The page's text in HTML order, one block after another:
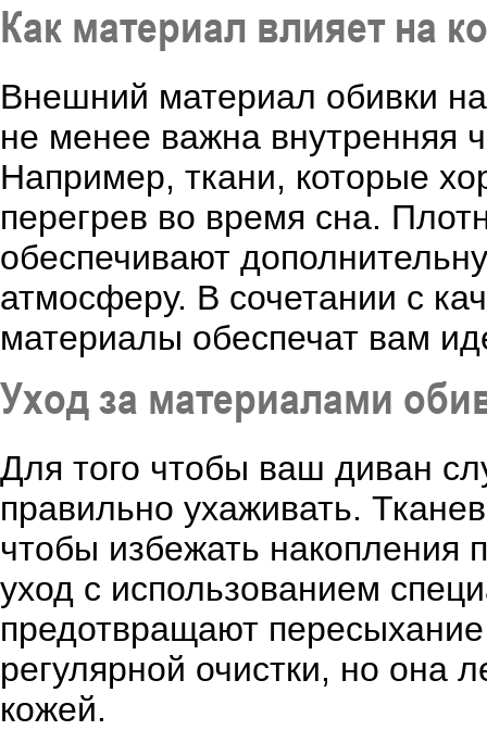
Как материал влияет на
Внешний материал обивки
не менее важна внутренняя
Например, ткани, которые
перегрев во время сна.
обеспечивают
атмосферу. В сочетании с
материалы обеспечат вам
Уход за материалами
Для того чтобы ваш диван
правильно ухаживать.
чтобы избежать накопления
уход с использованием
предотвращают
регулярной очистки, но она
кожей.